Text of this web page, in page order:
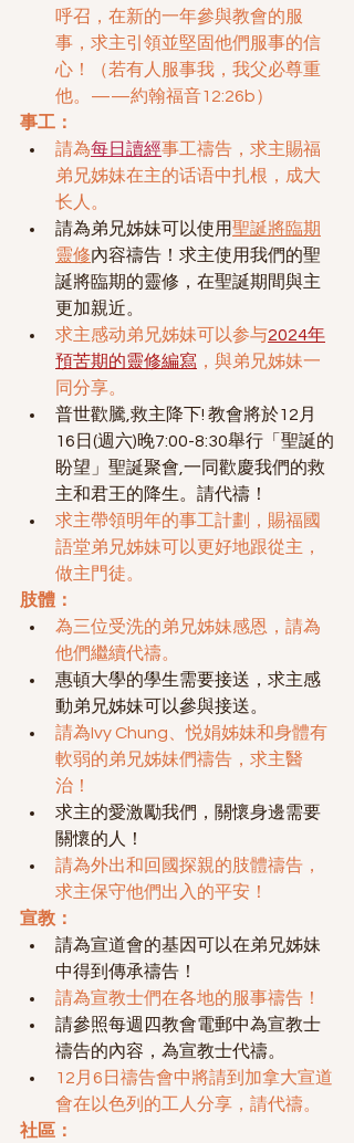
呼召，在新的一年參與教會的服
事，求主引領並堅固他們服事的信
心！（若有人服事我，我父必尊重
他。——約翰福音12:26b）
事工：
請為每日讀經事工 禱告 ，求主賜福
弟兄姊妹在主的话语中扎根，成大
长人。
請為弟兄姊妹可以使用聖誕將臨期
靈修內容禱告！求主使用我們的聖
誕將臨期的靈修，在聖誕期間與主
更加親近。
求主感动弟兄姊妹可以参与2024年
預苦期的靈修編寫 ，與弟兄姊妹一
同分享。
普世歡騰,救主降下! 教會將於12月
16日(週六)晚7:00-8:30舉行「聖誕的
盼望」聖誕聚會,一同歡慶我們的救
主和君王的降生。請代禱！
求主帶領明年的事工計劃，賜福國
語堂弟兄姊妹可以更好地跟從主，
做主門徒。
肢體：
為三位受洗的弟兄姊妹感恩，請為
他們繼續代禱。
惠頓大學的學生需要接送，求主感
動弟兄姊妹可以參與接送。
請為Ivy Chung、悦娟姊妹和身體有
軟弱的弟兄姊妹們禱告，求主醫
治！
求主的愛激勵我們，關懷身邊需要
關懷的人！
請為外出和回國探親的肢體禱告，
求主保守他們出入的平安！
宣教：
請為宣道會的基因可以在弟兄姊妹
中得到傳承禱告！
請為宣教士們在各地的服事禱告！
請參照每週四教會電郵中為宣教士
禱告的內容，為宣教士代禱。
12月6日禱告會中將請到加拿大宣道
會在以色列的工人分享，請代禱。
社區：